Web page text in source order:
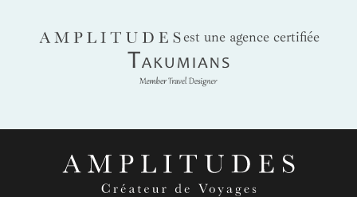
AMPLITUDES
est une agence certifiée
Takumians